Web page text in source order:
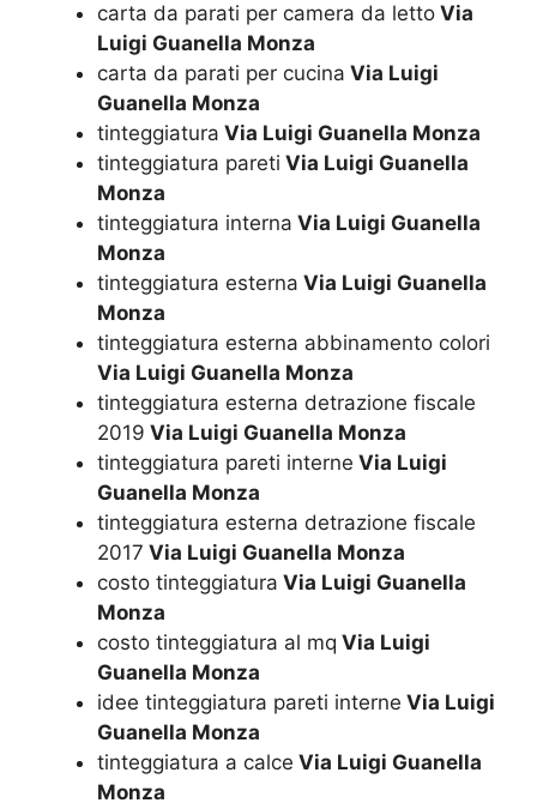
carta da parati per camera da letto Via
Luigi Guanella Monza
carta da parati per cucina Via Luigi
Guanella Monza
tinteggiatura Via Luigi Guanella Monza
tinteggiatura pareti Via Luigi Guanella
Monza
tinteggiatura interna Via Luigi Guanella
Monza
tinteggiatura esterna Via Luigi Guanella
Monza
tinteggiatura esterna abbinamento colori
Via Luigi Guanella Monza
tinteggiatura esterna detrazione fiscale
2019 Via Luigi Guanella Monza
tinteggiatura pareti interne Via Luigi
Guanella Monza
tinteggiatura esterna detrazione fiscale
2017 Via Luigi Guanella Monza
costo tinteggiatura Via Luigi Guanella
Monza
costo tinteggiatura al mq Via Luigi
Guanella Monza
idee tinteggiatura pareti interne Via Luigi
Guanella Monza
tinteggiatura a calce Via Luigi Guanella
Monza